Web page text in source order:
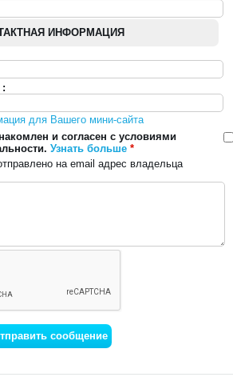
ИНФОРМАЦИЯ
:
для Вашего мини-сайта
и согласен с условиями
Узнать больше *
на email адрес владельца